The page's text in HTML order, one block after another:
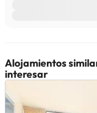
Alojamientos
interesar